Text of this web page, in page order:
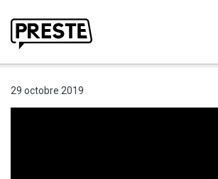
29 octobre 2019